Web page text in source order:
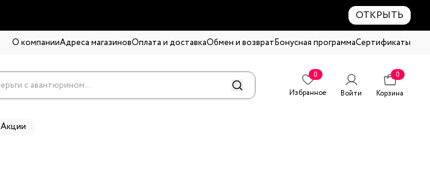
ОТКРЫТЬ
О компанииАдреса магазиновОплата и доставкаОбмен и возвратБонусная программаСертификаты
0
Избранное
Войти
0
Корзина
Акции